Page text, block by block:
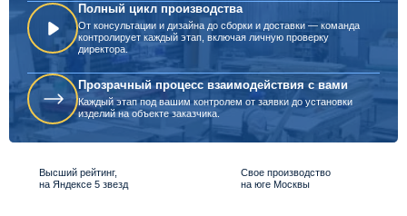
Полный цикл производства
От консультации и дизайна до сборки и доставки — команда
контролирует каждый этап, включая личную проверку
директора.
Прозрачный процесс взаимодействия с вами
Каждый этап под вашим контролем от заявки до установки
изделий на объекте заказчика.
Высший рейтинг,
на Яндексе 5 звезд
Свое производство
на юге Москвы